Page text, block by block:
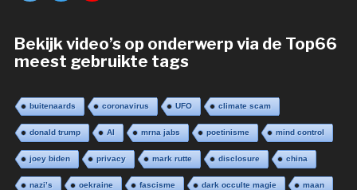
Bekijk video’s op onderwerp via de Top66
meest gebruikte tags
buitenaards coronavirus UFO climate scam
donald trump AI mrna jabs poetinisme mind control
joey biden privacy mark rutte disclosure china
nazi’s oekraine fascisme dark occulte magie maan